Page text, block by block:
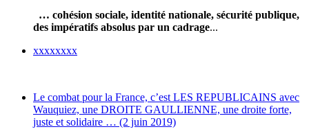
… cohésion sociale, identité nationale, sécurité publique,
des impératifs absolus par un cadrage...
xxxxxxxx
Le combat pour la France, c’est LES REPUBLICAINS avec
Wauquiez, une DROITE GAULLIENNE, une droite forte,
juste et solidaire … (2 juin 2019)